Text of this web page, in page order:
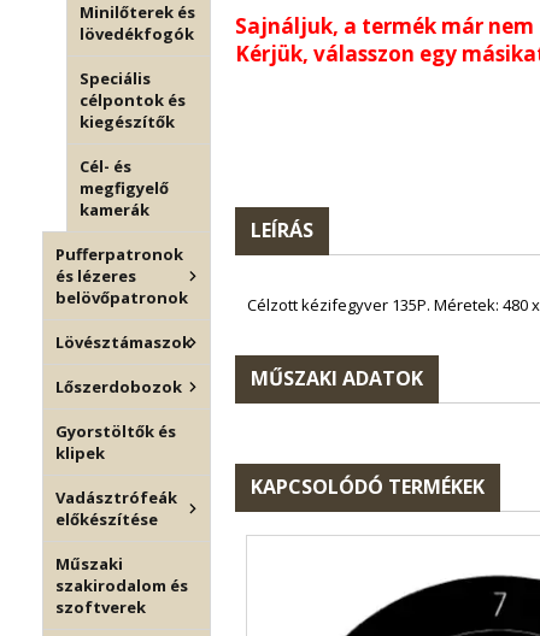
Minilőterek és
lövedékfogók
Speciális
célpontok és
kiegészítők
Cél- és
megfigyelő
kamerák
Pufferpatronok
és lézeres
belövőpatronok
Lövésztámaszok
Lőszerdobozok
Gyorstöltők és
klipek
Vadásztrófeák
előkészítése
Műszaki
szakirodalom és
szoftverek
Sajnáljuk, a termék már
Kérjük, válasszon egy
LEÍRÁS
Célzott kézifegyver 135P. Méretek: 480
MŰSZAKI ADATOK
KAPCSOLÓDÓ TERMÉKEK